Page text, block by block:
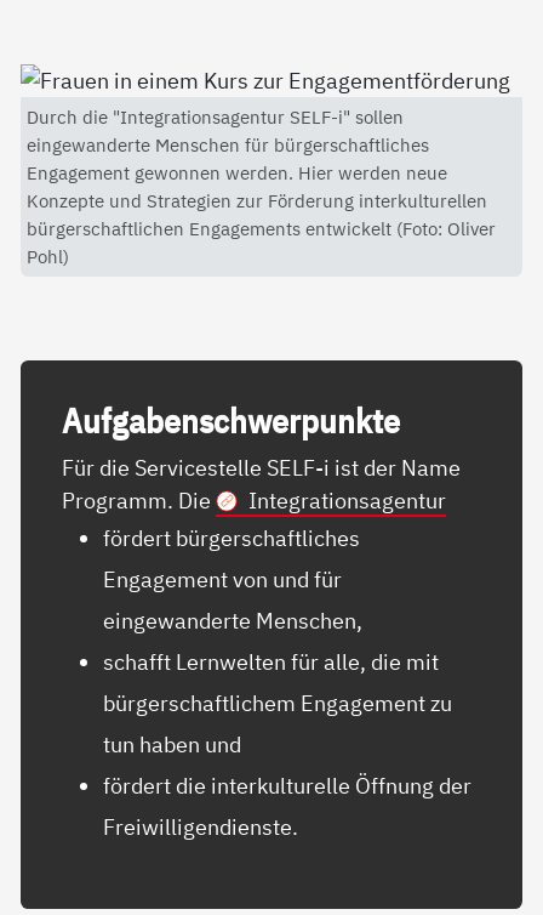
Durch die "Integrationsagentur SELF-i" sollen
eingewanderte Menschen für bürgerschaftliches
Engagement gewonnen werden. Hier werden neue
Konzepte und Strategien zur Förderung interkulturellen
bürgerschaftlichen Engagements entwickelt (Foto: Oliver
Pohl)
Auf­ga­ben­schwer­punk­te
Für die Servicestelle SELF-i ist der Name
Programm. Die
Integrationsagentur
fördert bürgerschaftliches
Engagement von und für
eingewanderte Menschen,
schafft Lernwelten für alle, die mit
bürgerschaftlichem Engagement zu
tun haben und
fördert die interkulturelle Öffnung der
Freiwilligendienste.